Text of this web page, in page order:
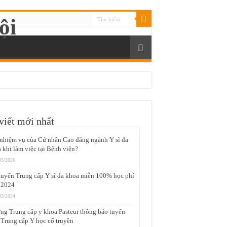
mới nhất
vụ của Cử nhân Cao đẳng ngành Y sĩ đa
khi làm việc tại Bệnh viện?
2026
Trung cấp Y sĩ đa khoa miễn 100% học phí
2024
Trung cấp y khoa Pasteur thông báo tuyển
cấp Y học cổ truyền